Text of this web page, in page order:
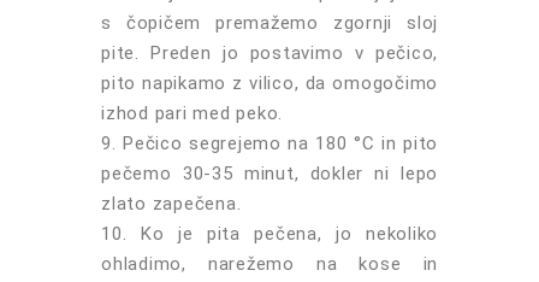
s čopičem premažemo zgornji sloj
pite. Preden jo postavimo v pečico,
pito napikamo z vilico, da omogočimo
izhod pari med peko.
Pečico segrejemo na 180 °C in pito
pečemo 30-35 minut, dokler ni lepo
zlato zapečena.
Ko je pita pečena, jo nekoliko
ohladimo, narežemo na kose in